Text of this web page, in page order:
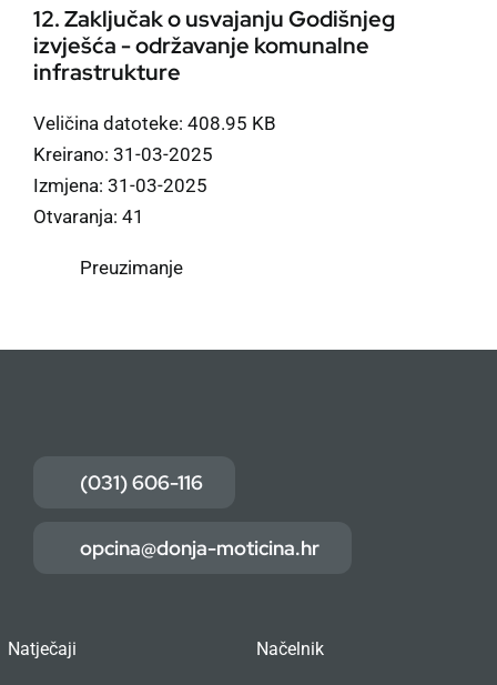
12. Zaključak o usvajanju Godišnjeg
izvješća - održavanje komunalne
infrastrukture
Veličina datoteke: 408.95 KB
Kreirano: 31-03-2025
Izmjena: 31-03-2025
Otvaranja: 41
Preuzimanje
(031) 606-116
opcina@donja-moticina.hr
Natječaji Načelnik